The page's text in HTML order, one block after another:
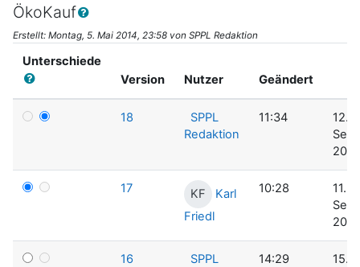
ÖkoKauf
Erstellt: Montag, 5. Mai 2014, 23:58 von SPPL Redaktion
Unterschiede
Version
Nutzer Geändert
18
SPPL
Redaktion
11:34
12.
2014
17 KF
Karl
Friedl
10:28
11.
2014
16
SPPL
14:29
15.